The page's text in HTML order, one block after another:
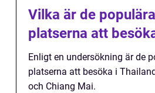
Vilka är de
platserna att
Enligt en undersökning är de
platserna att besöka i
och Chiang Mai.